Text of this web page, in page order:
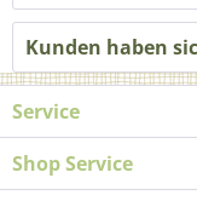
Kunden haben
Service
Shop Service